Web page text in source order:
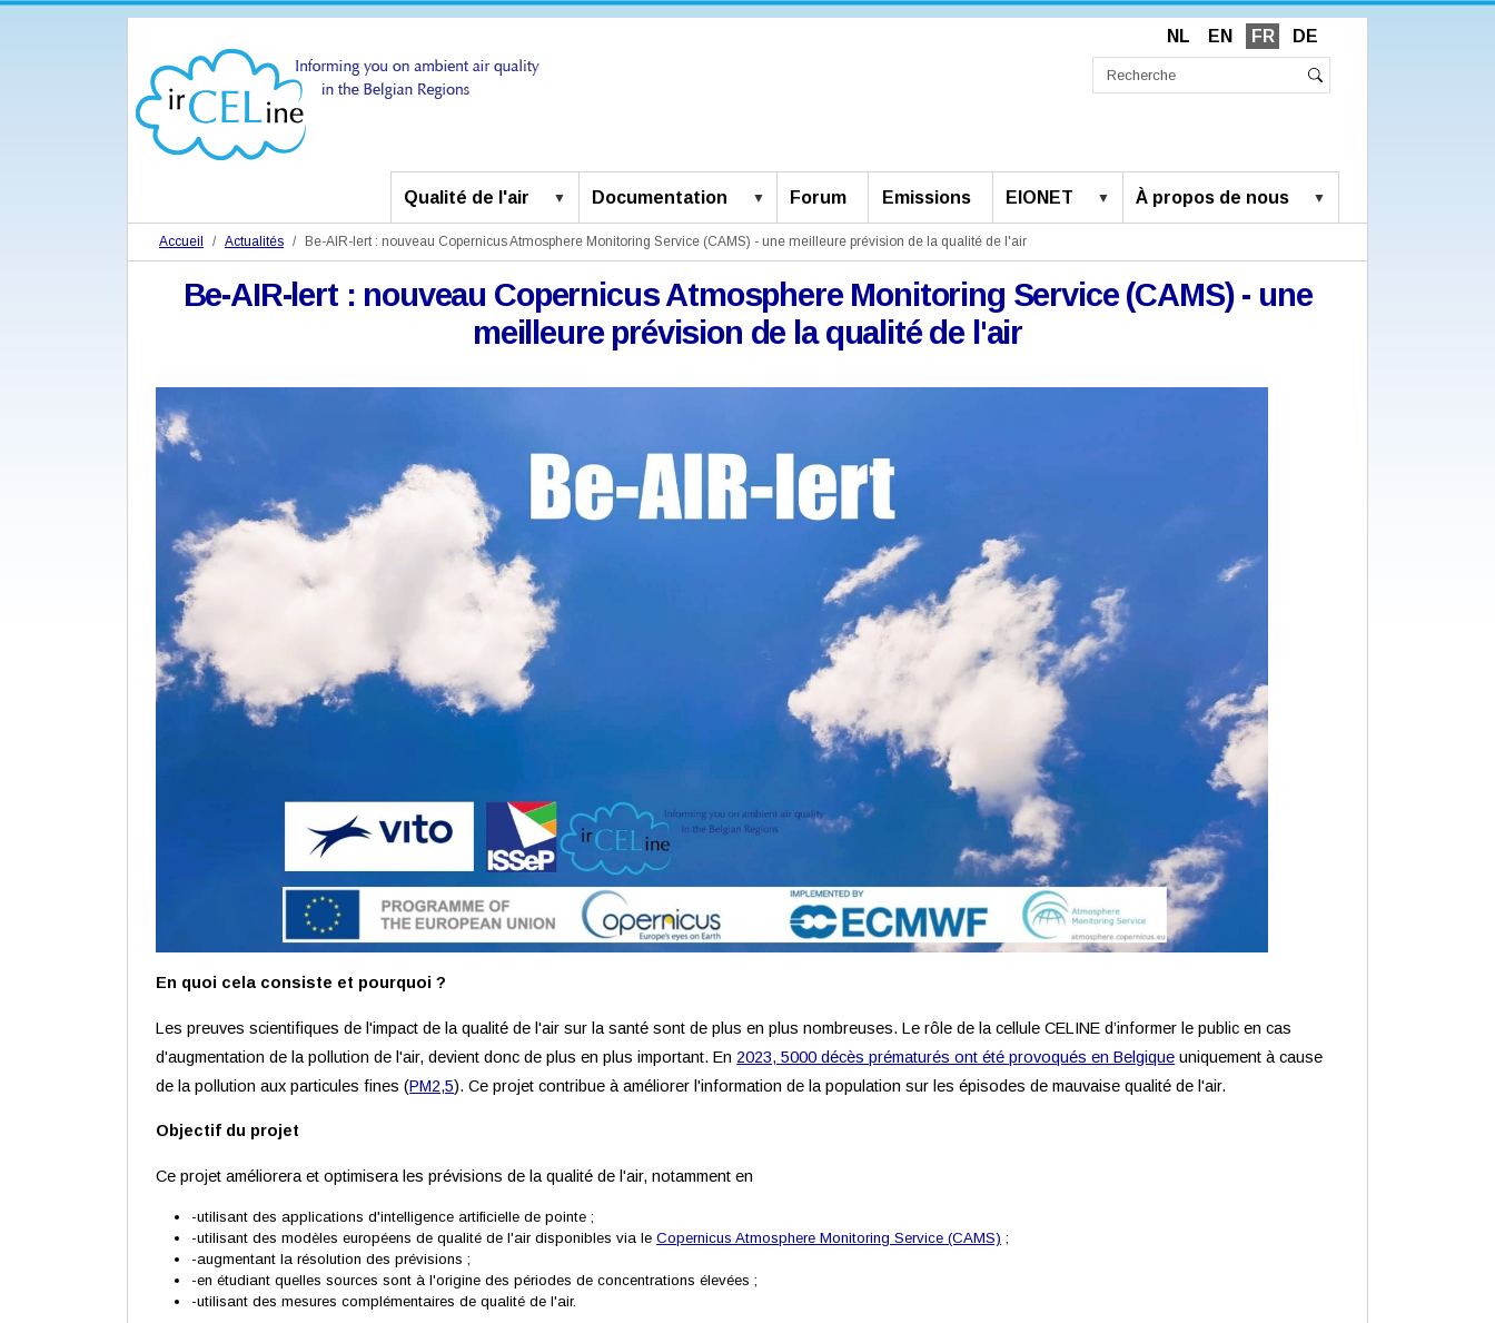
NL EN FR DE
Qualité de l'air Documentation Forum Emissions EIONET À propos de nous
Accueil Actualités Be-AIR-lert : nouveau Copernicus Atmosphere Monitoring Service (CAMS) - une meilleure prévision de la qualité de l'air
Be-AIR-lert : nouveau Copernicus Atmosphere Monitoring Service (CAMS) - une
meilleure prévision de la qualité de l'air
En quoi cela consiste et pourquoi ?
Les preuves scientifiques de l'impact de la qualité de l'air sur la santé sont de plus en plus nombreuses. Le rôle de la cellule CELINE d’informer le public en cas
d'augmentation de la pollution de l'air, devient donc de plus en plus important. En 2023, 5000 décès prématurés ont été provoqués en Belgique uniquement à cause
de la pollution aux particules fines (PM2,5). Ce projet contribue à améliorer l'information de la population sur les épisodes de mauvaise qualité de l'air.
Objectif du projet
Ce projet améliorera et optimisera les prévisions de la qualité de l'air, notamment en
-utilisant des applications d'intelligence artificielle de pointe ;
-utilisant des modèles européens de qualité de l'air disponibles via leCopernicus Atmosphere Monitoring Service (CAMS) ;
-augmentant la résolution des prévisions ;
-en étudiant quelles sources sont à l'origine des périodes de concentrations élevées ;
-utilisant des mesures complémentaires de qualité de l'air.